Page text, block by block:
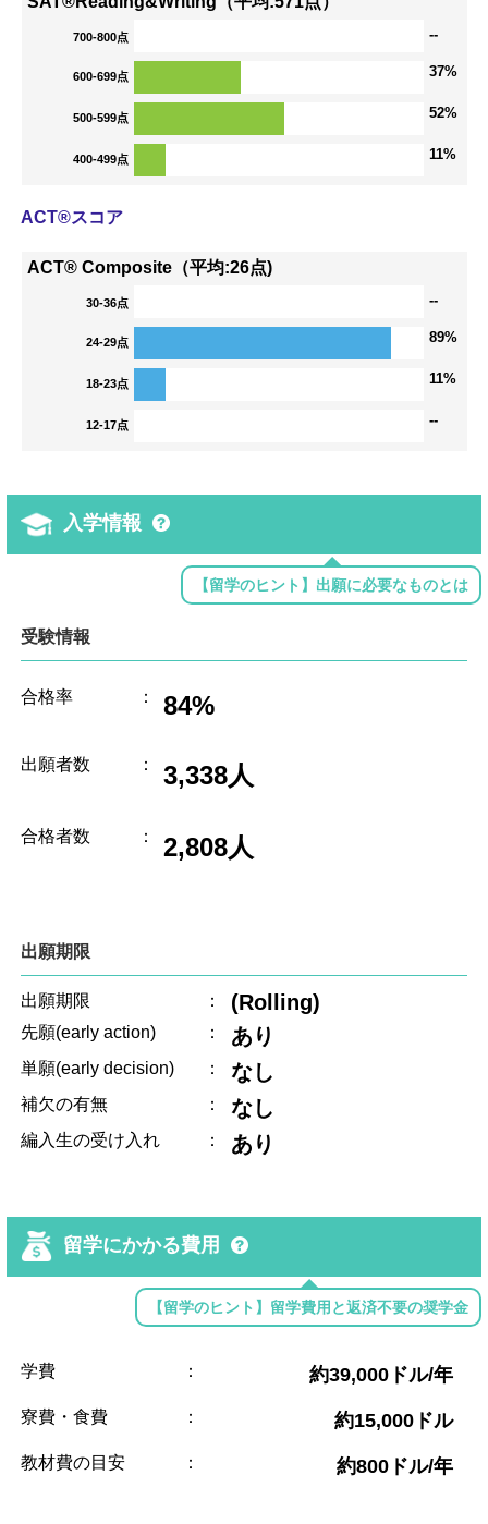
700-800点 --
600-699点 37%
500-599点 52%
400-499点 11%
ACT®スコア
ACT® Composite（平均:26点)
30-36点 --
24-29点 89%
18-23点 11%
12-17点 --
入学情報
【留学のヒント】出願に必要なものとは
受験情報
合格率 ： 84%
出願者数 ： 3,338人
合格者数 ： 2,808人
出願期限
出願期限 ： (Rolling)
先願(early action) ： あり
単願(early decision) ： なし
補欠の有無 ： なし
編入生の受け入れ ： あり
留学にかかる費用
【留学のヒント】留学費用と返済不要の奨学金
学費 ： 約39,000ドル/年
寮費・食費 ： 約15,000ドル
教材費の目安 ： 約800ドル/年